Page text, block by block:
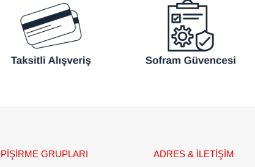
PİŞİRME GRUPLARI ADRES & İLETİŞİM